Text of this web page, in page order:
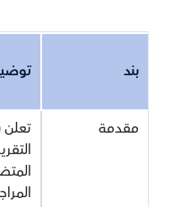
بند
مقدمة
تعلن